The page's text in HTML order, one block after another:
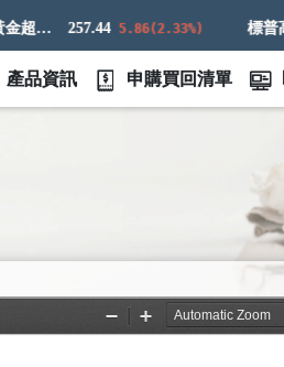
標普高盛黃金超額回報指數 257.44 5.86(2.33%)
產品資訊 申購買回清單